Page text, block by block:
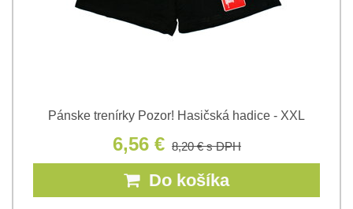
Pánske trenírky Pozor! Hasičská hadice - XXL
6,56 € 8,20 €s DPH
Do košíka